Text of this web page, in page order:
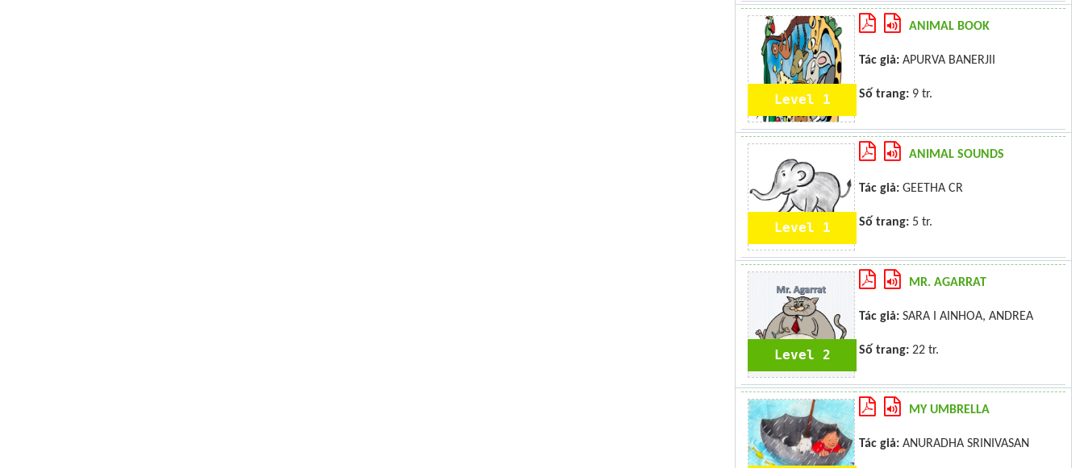
Level 1
ANIMAL BOOK
Tác giả: APURVA BANERJII
Số trang: 9 tr.
Level 1
ANIMAL SOUNDS
Tác giả: GEETHA CR
Số trang: 5 tr.
Level 2
MR. AGARRAT
Tác giả: SARA I AINHOA, ANDREA
Số trang: 22 tr.
MY UMBRELLA
Tác giả: ANURADHA SRINIVASAN